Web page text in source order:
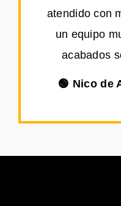
atendido con
un equipo
acabados
🟢 Nico de